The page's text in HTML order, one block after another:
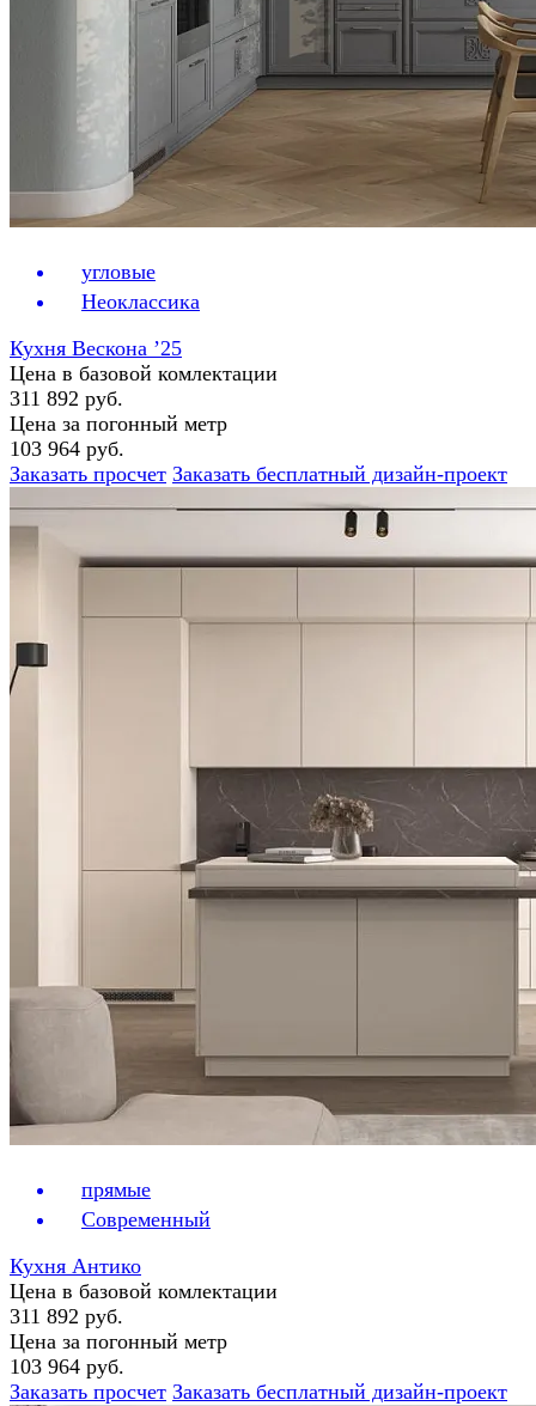
угловые
Неоклассика
Кухня Вескона ’25
Цена в базовой комлектации
311 892 руб.
Цена за погонный метр
103 964 руб.
Заказать просчет Заказать бесплатный дизайн-проект
прямые
Современный
Кухня Антико
Цена в базовой комлектации
311 892 руб.
Цена за погонный метр
103 964 руб.
Заказать просчет Заказать бесплатный дизайн-проект